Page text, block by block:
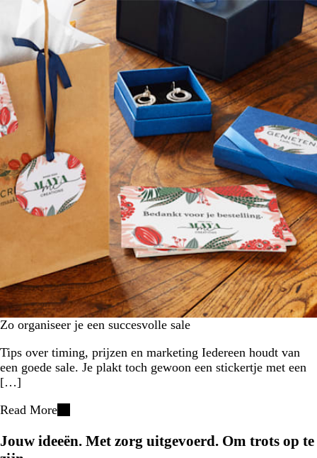
Zo organiseer je een succesvolle sale
Tips over timing, prijzen en marketing Iedereen houdt van
een goede sale. Je plakt toch gewoon een stickertje met een
[…]
Read More
Jouw ideeën. Met zorg uitgevoerd. Om trots op te